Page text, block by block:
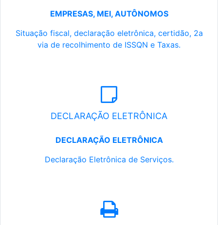
EMPRESAS, MEI, AUTÔNOMOS
Situação fiscal, declaração eletrônica, certidão, 2a
via de recolhimento de ISSQN e Taxas.
DECLARAÇÃO ELETRÔNICA
DECLARAÇÃO ELETRÔNICA
Declaração Eletrônica de Serviços.